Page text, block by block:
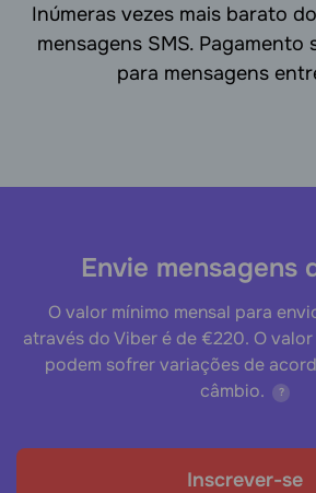
Inúmeras vezes mais barato do que o envio de
mensagens SMS. Pagamento
para mensagens
Envie mensagens
O valor mínimo mensal para
através do Viber é de €220. O
podem sofrer variações de
câmbio.
?
Inscrever-se